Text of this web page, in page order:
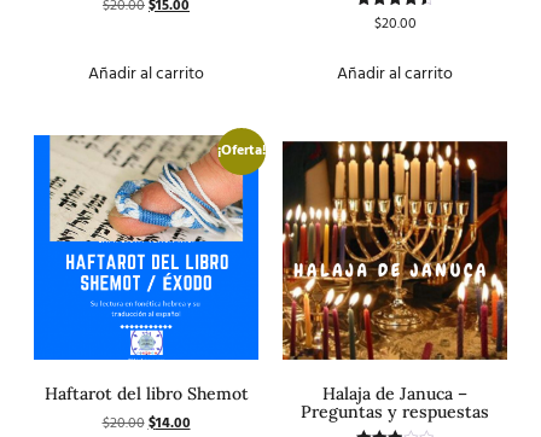
con
$20.00$15.00
Añadir al carrito
Valorado
$20.00
Añadir al carrito
¡Oferta!
Haftarot del libro Shemot
$20.00$14.00
Halaja de Januca –
Preguntas y respuestas